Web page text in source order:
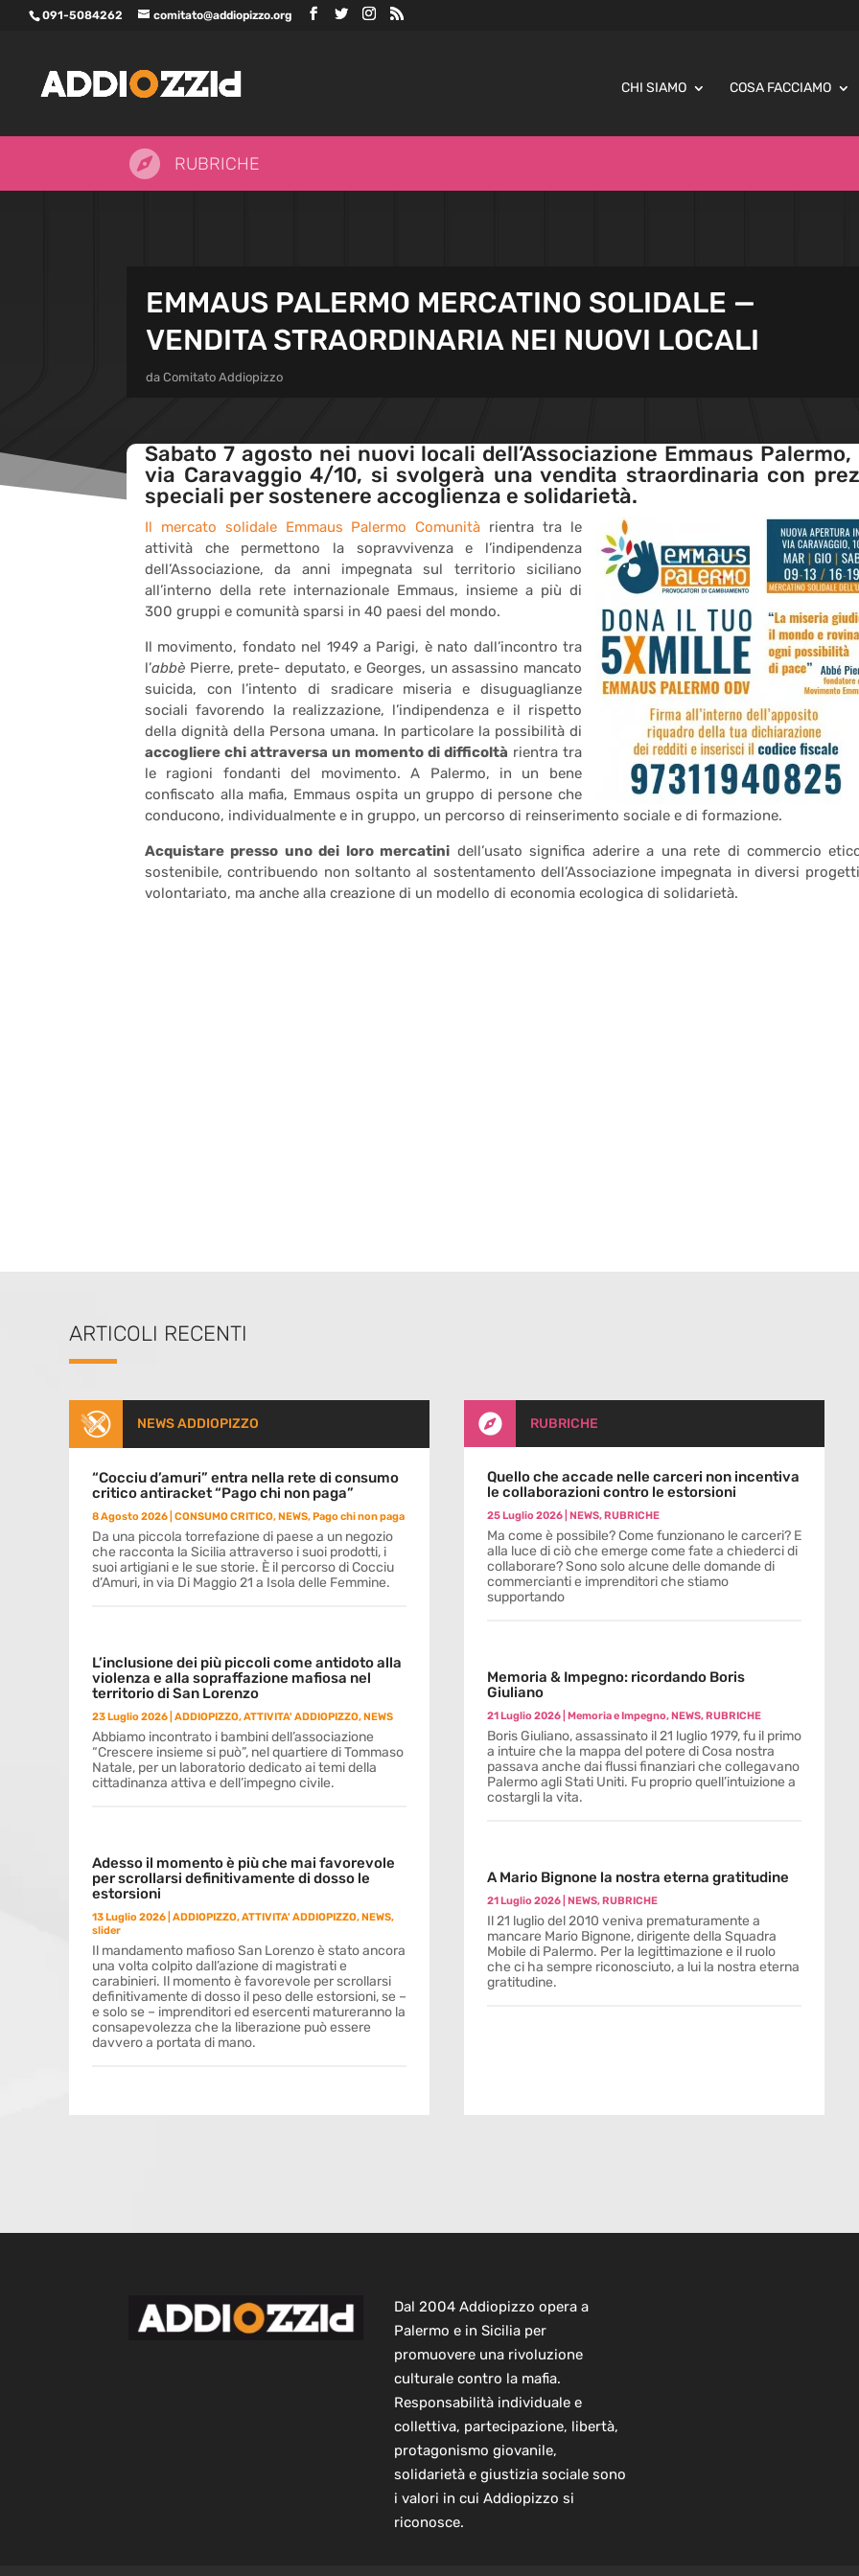
091-5084262 comitato@addiopizzo.org
CHI SIAMO COSA FACCIAMO
 RUBRICHE
EMMAUS PALERMO MERCATINO SOLIDALE —
VENDITA STRAORDINARIA NEI NUOVI LOCALI
da Comitato Addiopizzo
Sabato 7 agosto nei nuovi locali dell’Associazione Emmaus Palermo,
via Caravaggio 4/10, si svolgerà una vendita straordinaria con
speciali per sostenere accoglienza e solidarietà.
Il mercato solidale Emmaus Palermo Comunità rientra tra le
attività che permettono la sopravvivenza e l’indipendenza
dell’Associazione, da anni impegnata sul territorio siciliano
all’interno della rete internazionale Emmaus, insieme a più di
300 gruppi e comunità sparsi in 40 paesi del mondo.
Il movimento, fondato nel 1949 a Parigi, è nato dall’incontro tra
l’abbè Pierre, prete- deputato, e Georges, un assassino mancato
suicida, con l’intento di sradicare miseria e disuguaglianze
sociali favorendo la realizzazione, l’indipendenza e il rispetto
della dignità della Persona umana. In particolare la possibilità di
accogliere chi attraversa un momento di difficoltà rientra tra
le ragioni fondanti del movimento. A Palermo, in un bene
confiscato alla mafia, Emmaus ospita un gruppo di persone che
conducono, individualmente e in gruppo, un percorso di reinserimento sociale e di formazione.
Acquistare presso uno dei loro mercatini dell’usato significa aderire a una rete di commercio
sostenibile, contribuendo non soltanto al sostentamento dell’Associazione impegnata in diversi
volontariato, ma anche alla creazione di un modello di economia ecologica di solidarietà.
ARTICOLI RECENTI
NEWS ADDIOPIZZO
“Cocciu d’amuri” entra nella rete di consumo
critico antiracket “Pago chi non paga”
8 Agosto 2026 CONSUMO CRITICO,NEWS,Pago chi non paga
Da una piccola torrefazione di paese a un negozio
che racconta la Sicilia attraverso i suoi prodotti, i
suoi artigiani e le sue storie. È il percorso di Cocciu
d’Amuri, in via Di Maggio 21 a Isola delle Femmine.
L’inclusione dei più piccoli come antidoto alla
violenza e alla sopraffazione mafiosa nel
territorio di San Lorenzo
23 Luglio 2026 ADDIOPIZZO,ATTIVITA' ADDIOPIZZO,NEWS
Abbiamo incontrato i bambini dell’associazione
“Crescere insieme si può”, nel quartiere di Tommaso
Natale, per un laboratorio dedicato ai temi della
cittadinanza attiva e dell’impegno civile.
Adesso il momento è più che mai favorevole
per scrollarsi definitivamente di dosso le
estorsioni
13 Luglio 2026 ADDIOPIZZO,ATTIVITA' ADDIOPIZZO,NEWS,
slider
Il mandamento mafioso San Lorenzo è stato ancora
una volta colpito dall’azione di magistrati e
carabinieri. Il momento è favorevole per scrollarsi
definitivamente di dosso il peso delle estorsioni, se –
e solo se – imprenditori ed esercenti matureranno la
consapevolezza che la liberazione può essere
davvero a portata di mano.
 RUBRICHE
Quello che accade nelle carceri non incentiva
le collaborazioni contro le estorsioni
25 Luglio 2026| NEWS,RUBRICHE
Ma come è possibile? Come funzionano le carceri? E
alla luce di ciò che emerge come fate a chiederci di
collaborare? Sono solo alcune delle domande di
commercianti e imprenditori che stiamo
supportando
Memoria & Impegno: ricordando Boris
Giuliano
21 Luglio 2026| Memoria e Impegno,NEWS,RUBRICHE
Boris Giuliano, assassinato il 21 luglio 1979, fu il primo
a intuire che la mappa del potere di Cosa nostra
passava anche dai flussi finanziari che collegavano
Palermo agli Stati Uniti. Fu proprio quell’intuizione a
costargli la vita.
A Mario Bignone la nostra eterna gratitudine
21 Luglio 2026| NEWS,RUBRICHE
Il 21 luglio del 2010 veniva prematuramente a
mancare Mario Bignone, dirigente della Squadra
Mobile di Palermo. Per la legittimazione e il ruolo
che ci ha sempre riconosciuto, a lui la nostra eterna
gratitudine.
Dal 2004 Addiopizzo opera a
Palermo e in Sicilia per
promuovere una rivoluzione
culturale contro la mafia.
Responsabilità individuale e
collettiva, partecipazione, libertà,
protagonismo giovanile,
solidarietà e giustizia sociale sono
i valori in cui Addiopizzo si
riconosce.